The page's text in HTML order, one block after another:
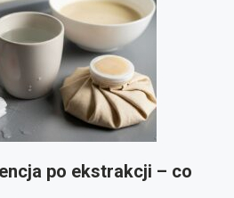
po ekstrakcji – co